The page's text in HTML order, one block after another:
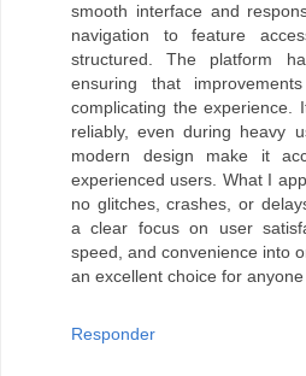
smooth interface and
navigation to feature
structured. The platform
ensuring that
complicating the experience.
reliably, even during heavy
modern design make it
experienced users. What I
no glitches, crashes, or
a clear focus on user
speed, and convenience into
an excellent choice for
Responder